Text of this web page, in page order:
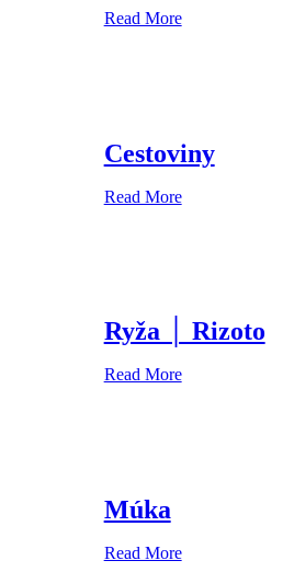
Read More
Cestoviny
Read More
Ryža │ Rizoto
Read More
Múka
Read More